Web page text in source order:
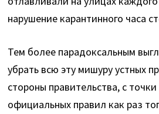
нарушение карантинного часа
Тем более парадоксальным
убрать всю эту мишуру устных
стороны правительства, с
официальных правил как раз